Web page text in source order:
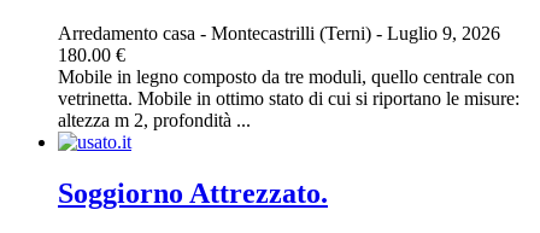
Arredamento casa - Montecastrilli (Terni) - Luglio 9, 2026
180.00 €
Mobile in legno composto da tre moduli, quello centrale con
vetrinetta. Mobile in ottimo stato di cui si riportano le misure:
altezza m 2, profondità ...
Soggiorno Attrezzato.